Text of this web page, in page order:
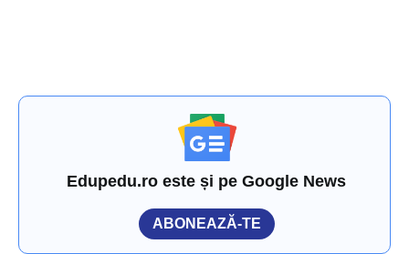
Edupedu.ro este și pe Google News
ABONEAZĂ-TE